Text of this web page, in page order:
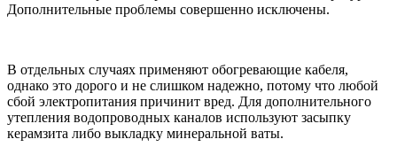
Дополнительные проблемы совершенно исключены.
В отдельных случаях применяют обогревающие кабеля,
однако это дорого и не слишком надежно, потому что любой
сбой электропитания причинит вред. Для дополнительного
утепления водопроводных каналов используют засыпку
керамзита либо выкладку минеральной ваты.